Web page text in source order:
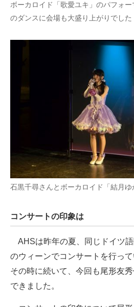
ボーカロイド「歌愛ユキ」のパフォ
のダンスに会場も大盛り上がりでした
石黒千尋さんとボーカロイド「結月
コンサートの印象は
AHSは昨年の夏、同じドイツ
のウィーンでコンサートを行っ
その時に続いて、今回も尾形友
できました。